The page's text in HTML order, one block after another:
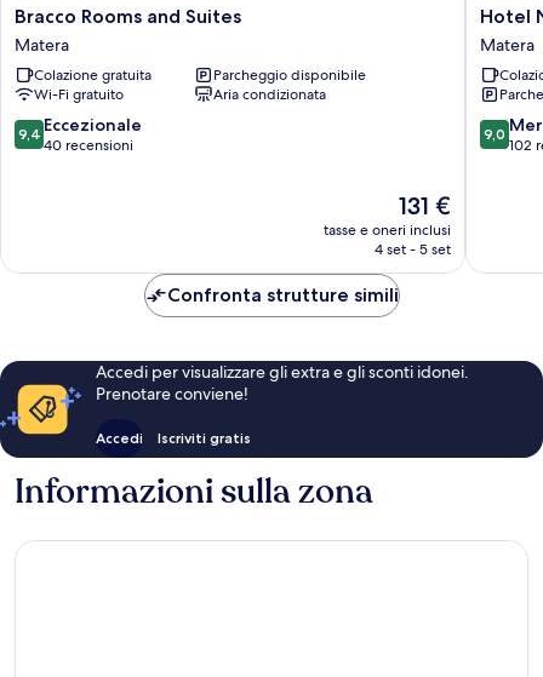
Bracco
Rooms
and
Suites
Matera
Bracco Rooms and Suites
Matera
Colazione gratuita
Parcheggio disponibile
Wi-Fi gratuito
Aria condizionata
9.4
su
9,4 Eccezionale
40 recensioni
Il
prezzo
attuale
131 €
131 €
tasse e oneri inclusi
4 set - 5 set
Hotel
Matera
Hotel
Matera
9.0
su
9,0
102
Confronta strutture simili
Accedi per visualizzare gli extra e gli sconti idonei.
Prenotare conviene!
Accedi Iscriviti gratis
Informazioni sulla zona